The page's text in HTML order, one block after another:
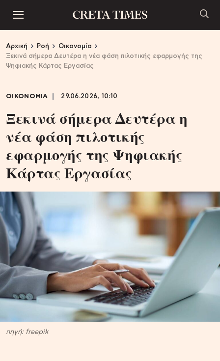
Αρχική Ροή
Οικονομία
Ξεκινά σήμερα Δευτέρα η νέα φάση πιλοτικής εφαρμογής της
Ψηφιακής Κάρτας Εργασίας
ΟΙΚΟΝΟΜΙΑ 29.06.2026, 10:10
Ξεκινά σήμερα Δευτέρα η
νέα φάση πιλοτικής
εφαρμογής της Ψηφιακής
Κάρτας Εργασίας
πηγή: freepik